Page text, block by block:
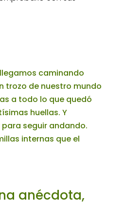
caminando
trozo de nuestro mundo
a todo lo que quedó
huellas. Y
seguir andando.
internas que el
anécdota,